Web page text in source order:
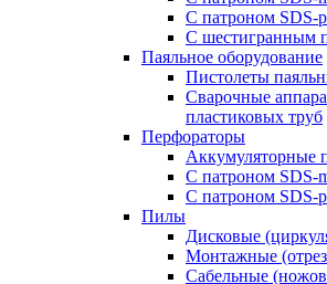
С патроном SDS-
С шестигранным
Паяльное оборудование
Пистолеты
Сварочные
пластиковых труб
Перфораторы
Аккумуляторные
С патроном SDS-
С патроном SDS-
Пилы
Дисковые
Монтажные
Сабельные